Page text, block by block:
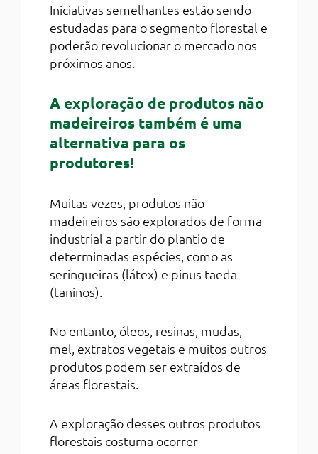
Iniciativas semelhantes estão sendo
estudadas para o segmento florestal e
poderão revolucionar o mercado nos
próximos anos.
A exploração de produtos não
madeireiros também é uma
alternativa para os
produtores!
Muitas vezes, produtos não
madeireiros são explorados de forma
industrial a partir do plantio de
determinadas espécies, como as
seringueiras (látex) e pinus taeda
(taninos).
No entanto, óleos, resinas, mudas,
mel, extratos vegetais e muitos outros
produtos podem ser extraídos de
áreas florestais.
A exploração desses outros produtos
florestais costuma ocorrer